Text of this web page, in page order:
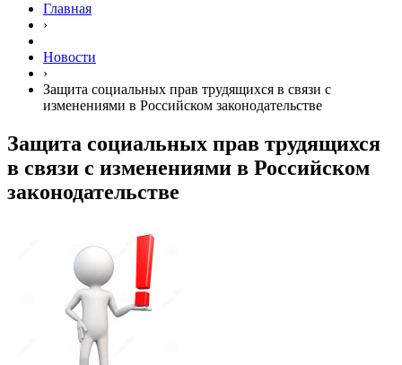
Главная
›
Новости
›
Защита социальных прав трудящихся в связи с
изменениями в Российском законодательстве
Защита социальных прав трудящихся
в связи с изменениями в Российском
законодательстве